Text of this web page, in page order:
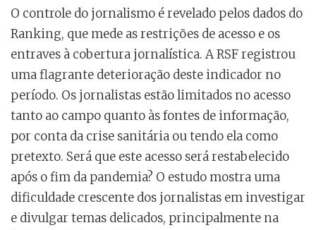
O controle do jornalismo é revelado pelos dados do
Ranking, que mede as restrições de acesso e os
entraves à cobertura jornalística. A RSF registrou
uma flagrante deterioração deste indicador no
período. Os jornalistas estão limitados no acesso
tanto ao campo quanto às fontes de informação,
por conta da crise sanitária ou tendo ela como
pretexto. Será que este acesso será restabelecido
após o fim da pandemia? O estudo mostra uma
dificuldade crescente dos jornalistas em investigar
e divulgar temas delicados, principalmente na